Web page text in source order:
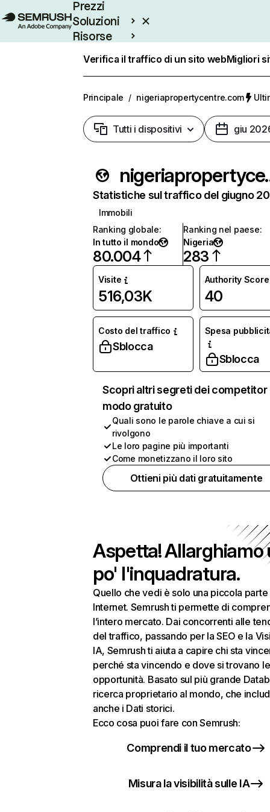
Prezzi
Soluzioni
Risorse
Verifica il traffico di un sito webMigliori
Principale / nigeriapropertycentre.com
Tutti i dispositivi giu
Statistiche sul traffico del giugno
Immobili
Ranking globale:
In tutto il mondo
80.004
Ranking nel paese:
Nigeria
283
Visite
516,03K
Authority Score
40
Costo del traffico
Sblocca
Spesa
Sblocca
Scopri altri segreti dei competitor
modo gratuito
Quali sono le parole chiave a cui si
rivolgono
Le loro pagine più importanti
Come monetizzano il loro sito
Ottieni più dati gratuitamente
Aspetta! Allarghiamo
po' l'inquadratura.
Quello che vedi è solo una piccola parte
Internet. Semrush ti permette di
l’intero mercato. Dai concorrenti alle
del traffico, passando per la SEO e la
IA, Semrush ti aiuta a capire chi sta
perché sta vincendo e dove si trovano
opportunità. Basato sul più grande
ricerca proprietario al mondo, che
anche i Dati storici.
Ecco cosa puoi fare con Semrush:
Comprendi il tuo mercato
Misura la visibilità sulle IA